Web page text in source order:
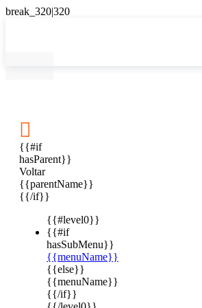

{{#if
hasParent}}
Voltar
{{parentName}}
{{/if}}
{{#level0}}
{{#if
hasSubMenu}}
{{menuName}}
{{else}}
{{menuName}}
{{/if}}